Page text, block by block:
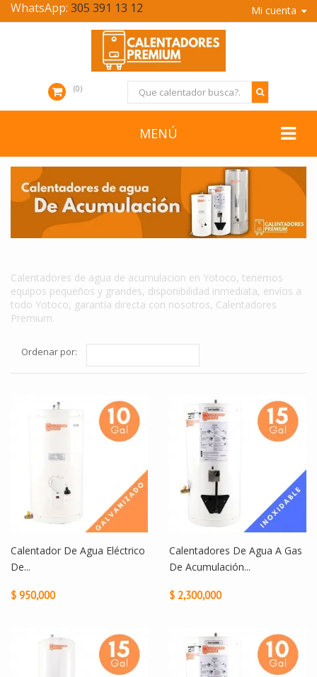
Mi cuenta
WhatsApp: 305 391 13 12
0
MENÚ
Calentadores de agua de acumulacion en Yotoco, tenemos
equipos pequeños y grandes, disponibilidad inmediata, envíos a
todo Yotoco, garantía directa con nosotros, Calentadores
Premium.
Ordenar por:
Calentador De Agua Eléctrico
De...
$ 950,000
Calentadores De Agua A Gas
De Acumulación...
$ 2,300,000